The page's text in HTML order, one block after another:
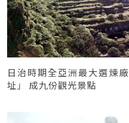
日治時期全亞洲最大選煉
址」 成九份觀光景點